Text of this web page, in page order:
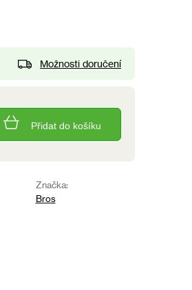
Možnosti doručení
Přidat do košíku
Značka:
Bros